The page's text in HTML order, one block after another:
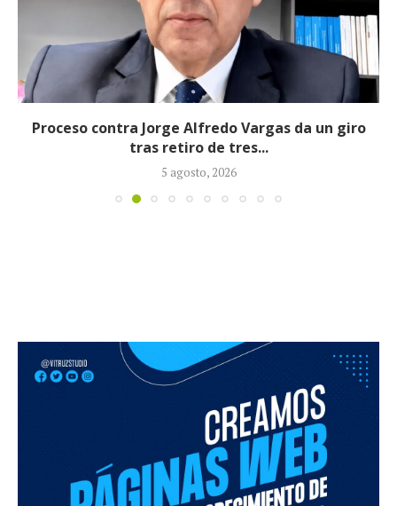
Proceso contra Jorge Alfredo Vargas da un giro
tras retiro de tres...
5 agosto, 2026